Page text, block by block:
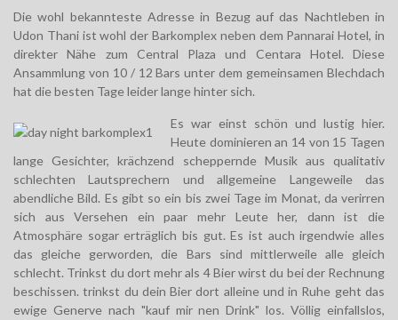
Die wohl bekannteste Adresse in Bezug auf das Nachtleben in
Udon Thani ist wohl der Barkomplex neben dem Pannarai Hotel, in
direkter Nähe zum Central Plaza und Centara Hotel. Diese
Ansammlung von 10 / 12 Bars unter dem gemeinsamen Blechdach
hat die besten Tage leider lange hinter sich.
Es war einst schön und lustig hier.
Heute dominieren an 14 von 15 Tagen
lange Gesichter, krächzend scheppernde Musik aus qualitativ
schlechten Lautsprechern und allgemeine Langeweile das
abendliche Bild. Es gibt so ein bis zwei Tage im Monat, da verirren
sich aus Versehen ein paar mehr Leute her, dann ist die
Atmosphäre sogar erträglich bis gut. Es ist auch irgendwie alles
das gleiche gerworden, die Bars sind mittlerweile alle gleich
schlecht. Trinkst du dort mehr als 4 Bier wirst du bei der Rechnung
beschissen. trinkst du dein Bier dort alleine und in Ruhe geht das
ewige Generve nach "kauf mir nen Drink" los. Völlig einfallslos,